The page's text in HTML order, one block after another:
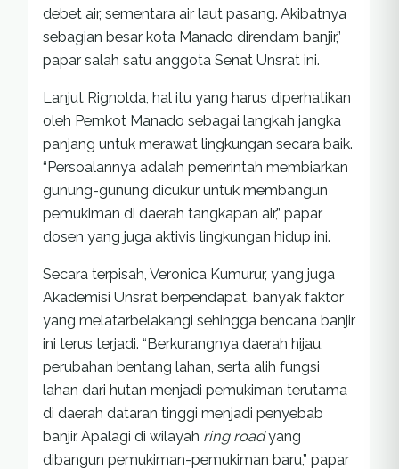
debet air, sementara air laut pasang. Akibatnya
sebagian besar kota Manado direndam banjir,”
papar salah satu anggota Senat Unsrat ini.
Lanjut Rignolda, hal itu yang harus diperhatikan
oleh Pemkot Manado sebagai langkah jangka
panjang untuk merawat lingkungan secara baik.
“Persoalannya adalah pemerintah membiarkan
gunung-gunung dicukur untuk membangun
pemukiman di daerah tangkapan air,” papar
dosen yang juga aktivis lingkungan hidup ini.
Secara terpisah, Veronica Kumurur, yang juga
Akademisi Unsrat berpendapat, banyak faktor
yang melatarbelakangi sehingga bencana banjir
ini terus terjadi. “Berkurangnya daerah hijau,
perubahan bentang lahan, serta alih fungsi
lahan dari hutan menjadi pemukiman terutama
di daerah dataran tinggi menjadi penyebab
banjir. Apalagi di wilayah ring roadyang
dibangun pemukiman-pemukiman baru,” papar